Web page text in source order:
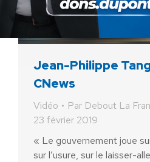
Jean-Philippe
CNews
Vidéo Par Debout La
23 février 2019
« Le gouvernement joue
sur l’usure, sur le laisser-